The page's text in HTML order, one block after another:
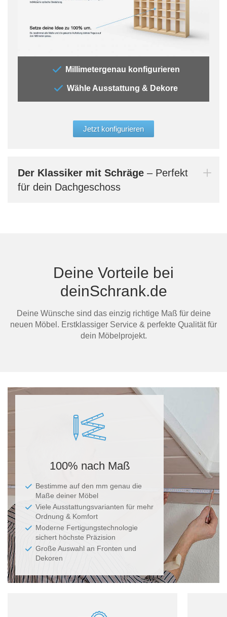
Millimetergenau konfigurieren
Wähle Ausstattung & Dekore
Jetzt konfigurieren
Der Klassiker mit Schräge – Perfekt
für dein Dachgeschoss
Deine Vorteile bei
deinSchrank.de
Deine Wünsche sind das einzig richtige Maß für deine
neuen Möbel. Erstklassiger Service & perfekte Qualität für
dein Möbelprojekt.
100% nach Maß
Bestimme auf den mm genau die
Maße deiner Möbel
Viele Ausstattungsvarianten für mehr
Ordnung & Komfort
Moderne Fertigungstechnologie
sichert höchste Präzision
Große Auswahl an Fronten und
Dekoren